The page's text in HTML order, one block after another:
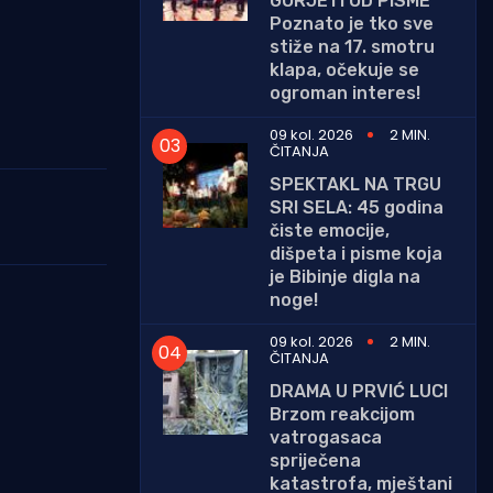
Poznato je tko sve
stiže na 17. smotru
klapa, očekuje se
ogroman interes!
09 kol. 2026
2 MIN.
ČITANJA
SPEKTAKL NA TRGU
SRI SELA: 45 godina
čiste emocije,
dišpeta i pisme koja
je Bibinje digla na
noge!
09 kol. 2026
2 MIN.
ČITANJA
DRAMA U PRVIĆ LUCI
Brzom reakcijom
vatrogasaca
spriječena
katastrofa, mještani